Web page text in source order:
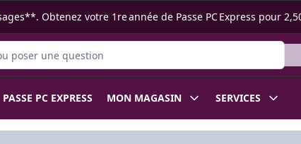
Obtenez votre 1re année de Passe PC Express pour
PASSE PC EXPRESS MON MAGASIN SERVICES